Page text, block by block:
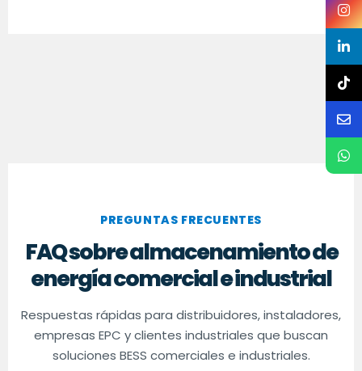
PREGUNTAS FRECUENTES
FAQ sobre almacenamiento de
energía comercial e industrial
Respuestas rápidas para distribuidores, instaladores,
empresas EPC y clientes industriales que buscan
soluciones BESS comerciales e industriales.